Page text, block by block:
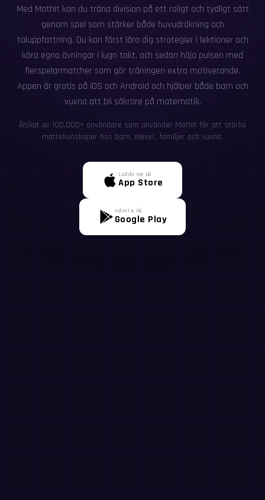
Med MathIt kan du träna division på ett roligt och tydligt sätt
genom spel som stärker både huvudräkning och
taluppfattning. Du kan först lära dig strategier i lektioner och
köra egna övningar i lugn takt, och sedan höja pulsen med
flerspelarmatcher som gör träningen extra motiverande.
Appen är gratis på iOS och Android och hjälper både barn och
vuxna att bli säkrare på matematik.
Älskat av 100,000+ användare som använder MathIt för att stärka
mattekunskaper hos barn, elever, familjer och vuxna.
Ladda ner på
App Store
HÄMTA PÅ
Google Play